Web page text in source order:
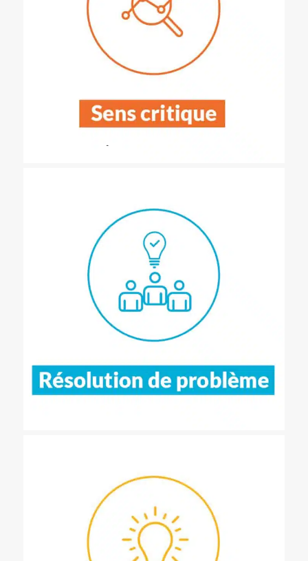
Être curieux, s’informer, évaluer les informations, différer son
jugement, analyser les interprétations et déconstruire les idées
Travailler en intelligence collective sur des problèmes complexes et
à forts enjeux (issus des Objectifs de Développement Durables de
l’ONU).
Développer ses compétences créatives, penser des solutions